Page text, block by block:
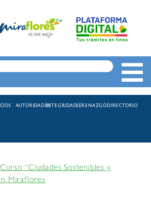
AUTORIDADESINTEGRIDADSERENAZGODIRECTORIO
Curso “Ciudades Sostenibles y
Miraflores